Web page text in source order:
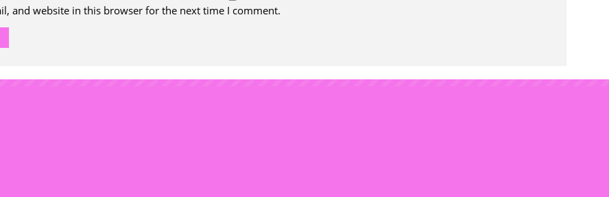
and website in this browser for the next time I comment.